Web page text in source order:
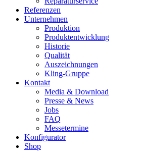
Referenzen
Unternehmen
Produktion
Produktentwicklung
Historie
Qualität
Auszeichnungen
Kling-Gruppe
Kontakt
Media & Download
Presse & News
Jobs
FAQ
Messetermine
Konfigurator
Shop